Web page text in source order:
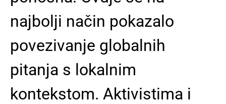
najbolji način pokazalo
povezivanje globalnih
pitanja s lokalnim
kontekstom. Aktivistima i